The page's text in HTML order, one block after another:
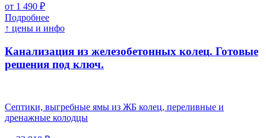
от 1 490 ₽
Подробнее
↑ цены и инфо
Канализация из железобетонных колец. Готовые
решения под ключ.
Септики, выгребные ямы из ЖБ колец, переливные и
дренажные колодцы